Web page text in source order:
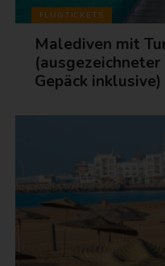
FLUGTICKETS
Malediven mit
Gepäck inklusive)